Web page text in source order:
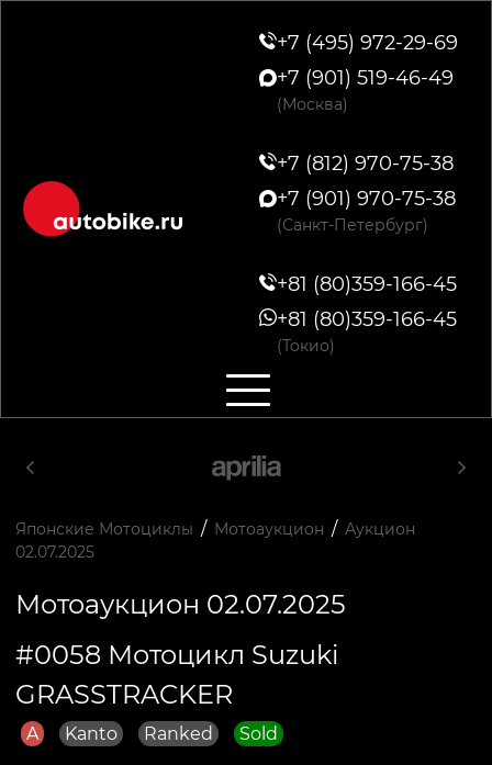
+7 (495) 972-29-69
+7 (901) 519-46-49
(Москва)
+7 (812) 970-75-38
+7 (901) 970-75-38
(Санкт-Петербург)
+81 (80)359-166-45
+81 (80)359-166-45
(Токио)
Японские Мотоциклы / Мотоаукцион / Аукцион
02.07.2025
Мотоаукцион 02.07.2025
#0058 Мотоцикл Suzuki
GRASSTRACKER
A Kanto Ranked Sold